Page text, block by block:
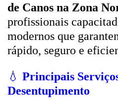
de Canos na Zona
profissionais
modernos que
rápido, seguro e
💧 Principais
Desentupimento